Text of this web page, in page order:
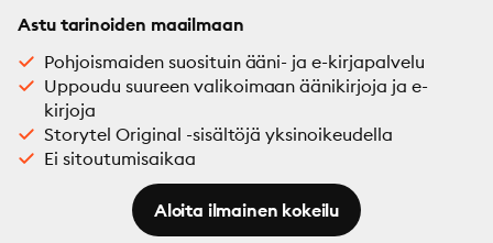
Astu tarinoiden maailmaan
Pohjoismaiden suosituin ääni- ja e-kirjapalvelu
Uppoudu suureen valikoimaan äänikirjoja ja e-
kirjoja
Storytel Original -sisältöjä yksinoikeudella
Ei sitoutumisaikaa
Aloita ilmainen kokeilu